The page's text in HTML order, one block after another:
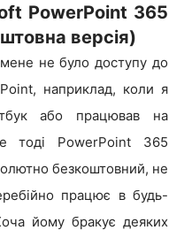
PowerPoint 365
версія)
не було доступу до
наприклад, коли я
або працював на
тоді PowerPoint 365
безкоштовний, не
працює в будь-
йому бракує деяких